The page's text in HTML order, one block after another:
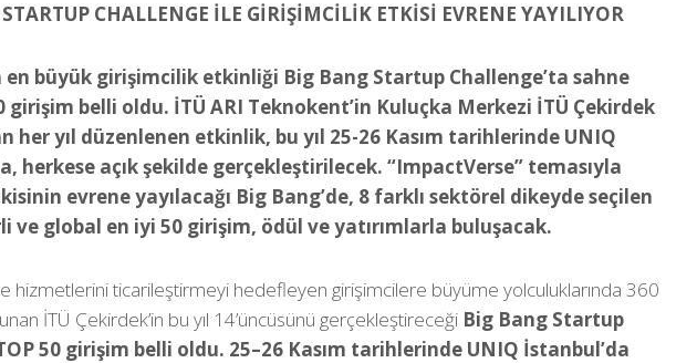
CHALLENGE İLE GİRİŞİMCİLİK ETKİSİ EVRENE YAYILIYOR
en büyük girişimcilik etkinliği Big Bang Startup Challenge’ta sahne
girişim belli oldu. İTÜ ARI Teknokent’in Kuluçka Merkezi İTÜ Çekirdek
her yıl düzenlenen etkinlik, bu yıl 25-26 Kasım tarihlerinde UNIQ
herkese açık şekilde gerçekleştirilecek. “ImpactVerse” temasıyla
evrene yayılacağı Big Bang’de, 8 farklı sektörel dikeyde seçilen
ve global en iyi 50 girişim, ödül ve yatırımlarla buluşacak.
hizmetlerini ticarileştirmeyi hedefleyen girişimcilere büyüme yolculuklarında 360
İTÜ Çekirdek’in bu yıl 14’üncüsünü gerçekleştireceği Big Bang Startup
50 girişim belli oldu. 25–26 Kasım tarihlerinde UNIQ İstanbul’da